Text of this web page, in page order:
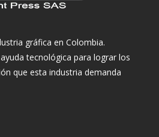
gráfica en Colombia.
tecnológica para lograr los
que esta industria demanda